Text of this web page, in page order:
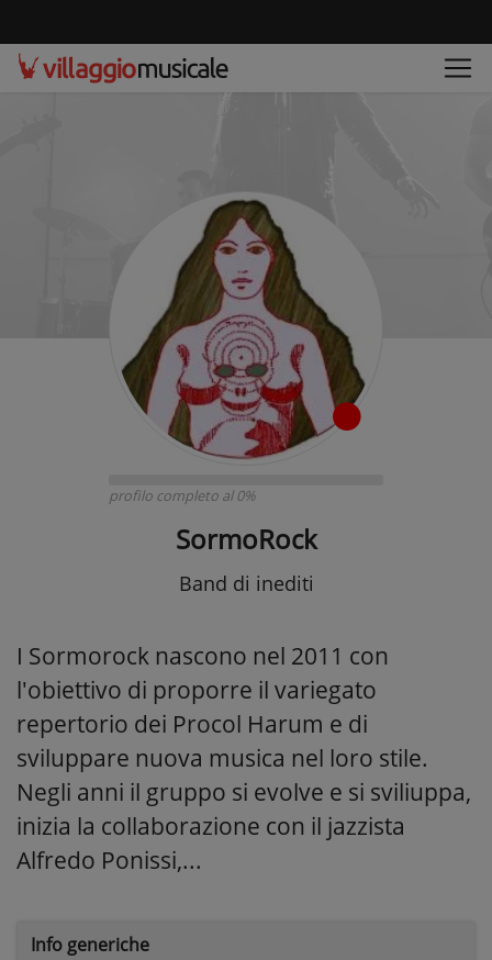
profilo completo al 0%
SormoRock
Band di inediti
I Sormorock nascono nel 2011 con
l'obiettivo di proporre il variegato
repertorio dei Procol Harum e di
sviluppare nuova musica nel loro stile.
Negli anni il gruppo si evolve e si sviliuppa,
inizia la collaborazione con il jazzista
Alfredo Ponissi,...
Info generiche